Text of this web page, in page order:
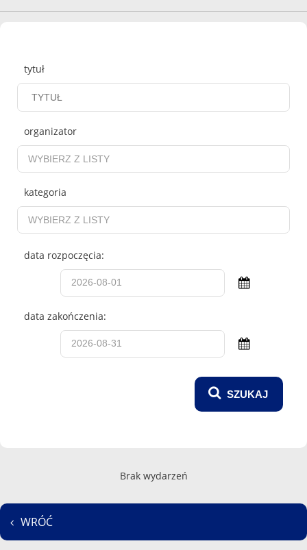
tytuł
organizator
kategoria
data rozpoczęcia:
data zakończenia:
Brak wydarzeń
WRÓĆ